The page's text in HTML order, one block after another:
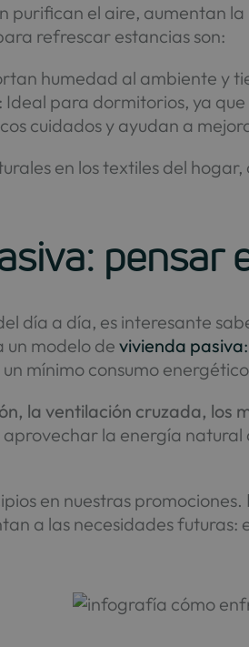
purifican el aire, aumentan
refrescar estancias son:
humedad al ambiente y
: Ideal para dormitorios, ya
cuidados y ayudan a
en los textiles del
pensar
día a día, es interesante
un modelo devivienda pasiva:
mínimo consumo
la ventilación cruzada, los
la energía
en nuestras
a las necesidades